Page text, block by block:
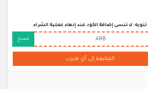
تنويه: لا تنسى إضافة الكود عند إنهاء عملية الشراء
ARB نسخ
المتابعة إلى أي هيرب